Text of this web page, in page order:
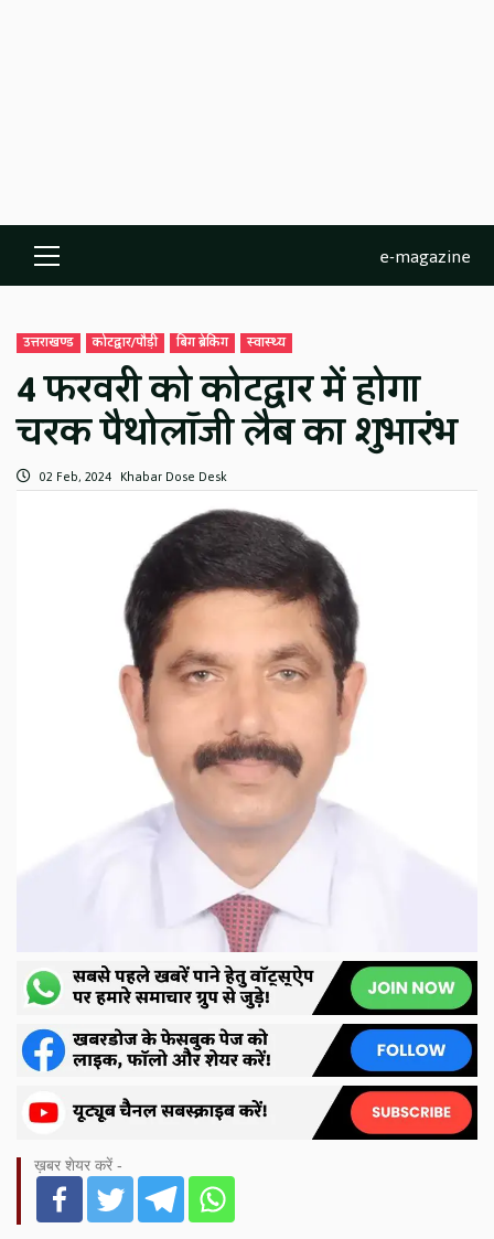
Primary
Menu
e-magazine
उत्तराखण्ड कोटद्वार/पौड़ी बिग ब्रेकिंग स्वास्थ्य
4 फरवरी को कोटद्वार में होगा
चरक पैथोलॉजी लैब का शुभारंभ
02 Feb, 2024 Khabar Dose Desk
ख़बर शेयर करें -